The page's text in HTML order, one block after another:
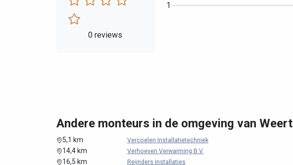
0 reviews
1
Andere monteurs in de omgeving van Weert
5,1 km Vercoelen Installatietechniek
14,4 km Verhoeven Verwarming B.V.
16,5 km Reijnders Installaties